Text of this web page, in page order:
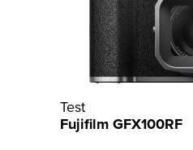
Test
Fujifilm GFX100RF